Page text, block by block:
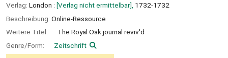
Verlag: London : [Verlag nicht ermittelbar], 1732-1732
Beschreibung: Online-Ressource
Weitere Titel:
The Royal Oak journal reviv'd
Genre/Form:
Zeitschrift